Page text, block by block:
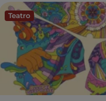
Teatro